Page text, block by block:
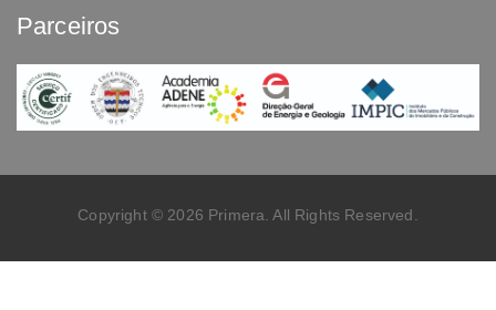
Parceiros
Copyright © 2026 Primera. All Rights Reserved.